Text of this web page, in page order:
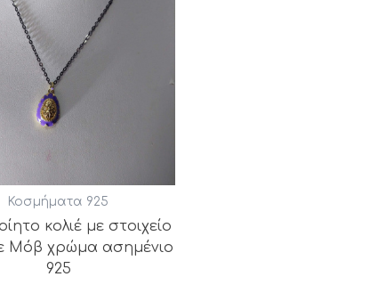
Κοσμήματα 925
κολιέ με στοιχείο
Μόβ χρώμα ασημένιο
925